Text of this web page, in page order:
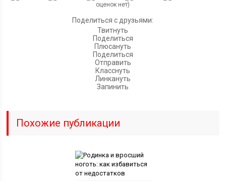
оценок нет)
Поделиться с друзьями:
Твитнуть
Поделиться
Плюсануть
Поделиться
Отправить
Класснуть
Линкануть
Запинить
Похожие публикации